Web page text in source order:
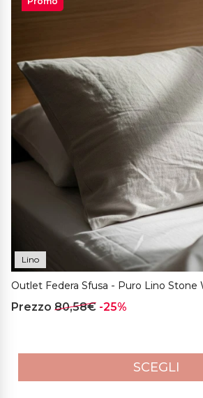
Lino
Outlet Federa Sfusa - Puro Lino Stone
Prezzo 80,58€ -25%
SCEGLI